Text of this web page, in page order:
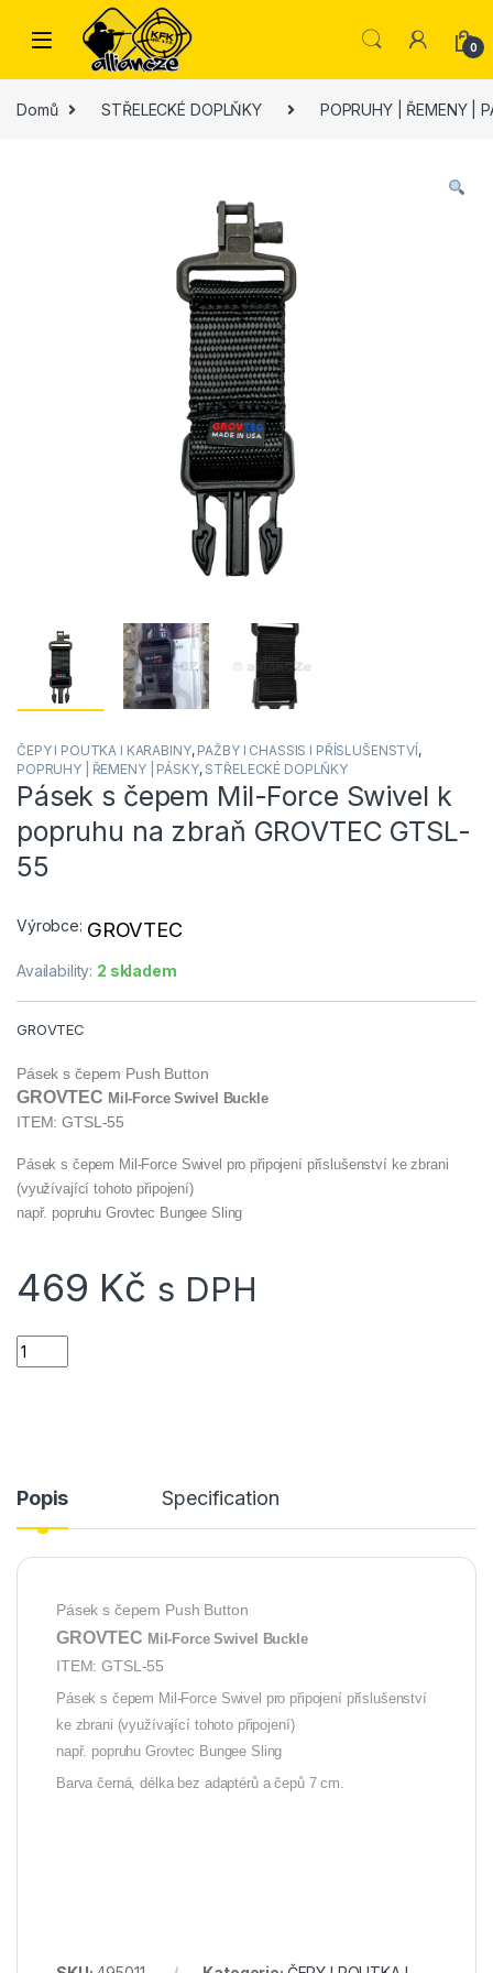
Skip to navigation
Skip to content
0
Domů STŘELECKÉ DOPLŇKY POPRUHY | ŘEMENY |
ČEPY I POUTKA I KARABINY, PAŽBY I CHASSIS I PŘÍSLUŠENSTVÍ,
POPRUHY | ŘEMENY | PÁSKY, STŘELECKÉ DOPLŇKY
Pásek s čepem Mil-Force Swivel k
popruhu na zbraň GROVTEC GTSL-
55
Výrobce: GROVTEC
Availability: 2 skladem
GROVTEC
Pásek s čepem Push Button
GROVTEC Mil-Force Swivel Buckle
ITEM: GTSL-55
Pásek s čepem Mil-Force Swivel pro připojení příslušenství ke zbrani
(využívající tohoto připojení)
např. popruhu Grovtec Bungee Sling
469 Kč s DPH
Pásek s čepem Mil-Force Swivel k popruhu na zbraň
Popis Specification
Pásek s čepem Push Button
GROVTEC Mil-Force Swivel Buckle
ITEM: GTSL-55
Pásek s čepem Mil-Force Swivel pro připojení příslušenství
ke zbrani (využívající tohoto připojení)
např. popruhu Grovtec Bungee Sling
Barva černá, délka bez adaptérů a čepů 7 cm.